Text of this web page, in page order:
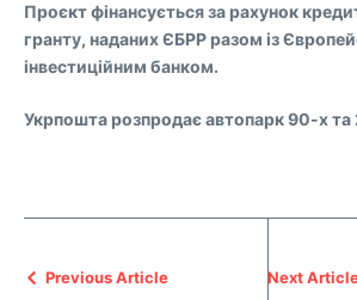
Проєкт фінансується за рахунок
гранту, наданих ЄБРР разом із
інвестиційним банком.
Укрпошта розпродає автопарк 90-х
Previous Article Next